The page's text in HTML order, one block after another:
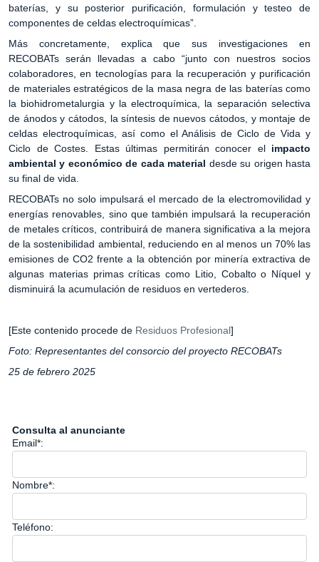
baterías, y su posterior purificación, formulación y testeo de
componentes de celdas electroquímicas”.
Más concretamente, explica que sus investigaciones en
RECOBATs serán llevadas a cabo “junto con nuestros socios
colaboradores, en tecnologías para la recuperación y purificación
de materiales estratégicos de la masa negra de las baterías como
la biohidrometalurgia y la electroquímica, la separación selectiva
de ánodos y cátodos, la síntesis de nuevos cátodos, y montaje de
celdas electroquímicas, así como el Análisis de Ciclo de Vida y
Ciclo de Costes. Estas últimas permitirán conocer el impacto
ambiental y económico de cada material desde su origen hasta
su final de vida.
RECOBATs no solo impulsará el mercado de la electromovilidad y
energías renovables, sino que también impulsará la recuperación
de metales críticos, contribuirá de manera significativa a la mejora
de la sostenibilidad ambiental, reduciendo en al menos un 70% las
emisiones de CO2 frente a la obtención por minería extractiva de
algunas materias primas críticas como Litio, Cobalto o Níquel y
disminuirá la acumulación de residuos en vertederos.
[Este contenido procede de Residuos Profesional]
Foto: Representantes del consorcio del proyecto RECOBATs
25 de febrero 2025
Consulta al anunciante
Email*:
Nombre*:
Teléfono: